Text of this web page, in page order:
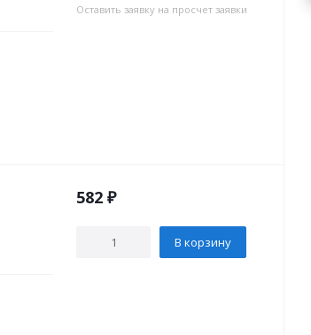
Оставить заявку на просчет заявки
582 ₽
В корзину